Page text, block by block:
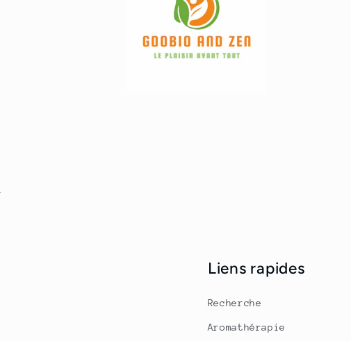
Liens rapides
Recherche
Aromathérapie